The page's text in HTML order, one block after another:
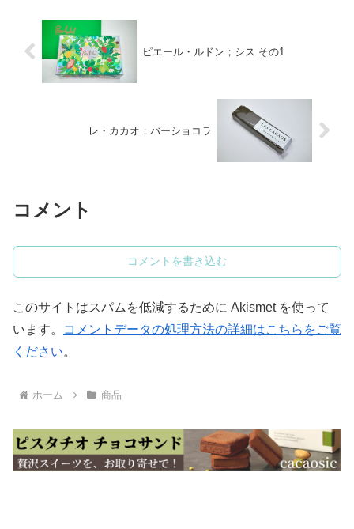
ピエール・ルドン；シス その1
レ・カカオ；バーショコラ
コメント
コメントを書き込む
このサイトはスパムを低減するために Akismet を使って
います。
コメントデータの処理方法の詳細はこちらをご覧
ください。
ホーム 商品